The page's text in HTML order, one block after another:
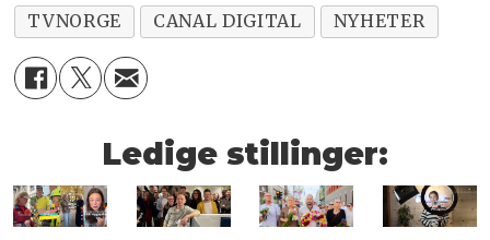
TVNORGE
CANAL DIGITAL NYHETER
Ledige stillinger: